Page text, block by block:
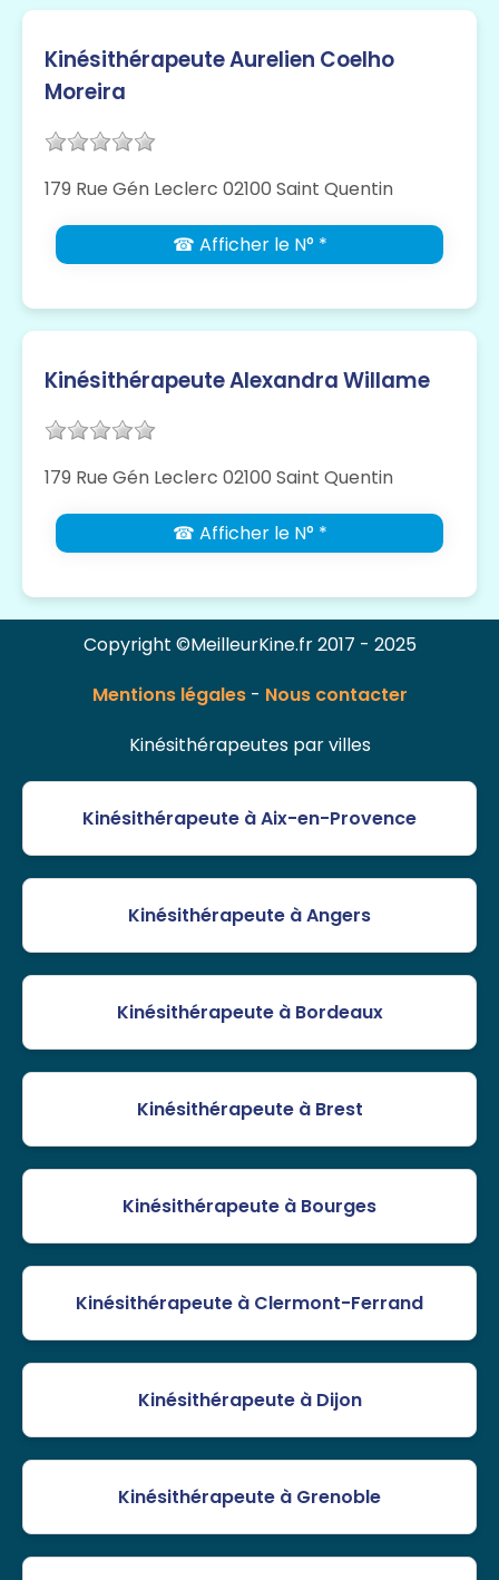
Kinésithérapeute Aurelien Coelho
Moreira
179 Rue Gén Leclerc 02100 Saint Quentin
☎ Afficher le N° *
Kinésithérapeute Alexandra Willame
179 Rue Gén Leclerc 02100 Saint Quentin
☎ Afficher le N° *
Copyright ©MeilleurKine.fr 2017 - 2025
Mentions légales- Nous contacter
Kinésithérapeutes par villes
Kinésithérapeute à Aix-en-Provence
Kinésithérapeute à Angers
Kinésithérapeute à Bordeaux
Kinésithérapeute à Brest
Kinésithérapeute à Bourges
Kinésithérapeute à Clermont-Ferrand
Kinésithérapeute à Dijon
Kinésithérapeute à Grenoble